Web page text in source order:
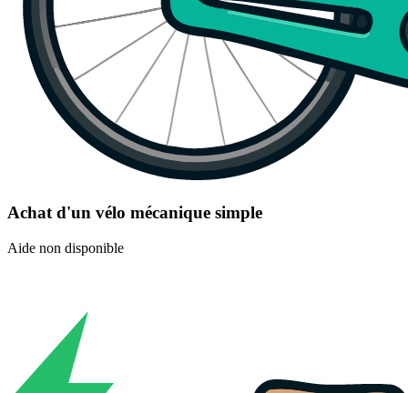
Achat d'un vélo mécanique simple
Aide non disponible